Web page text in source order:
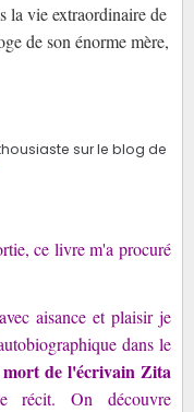
la vie extraordinaire de
de son énorme mère,
sur le blog de
ce livre m'a procuré
aisance et plaisir je
dans le
de l'écrivain Zita
récit. On découvre